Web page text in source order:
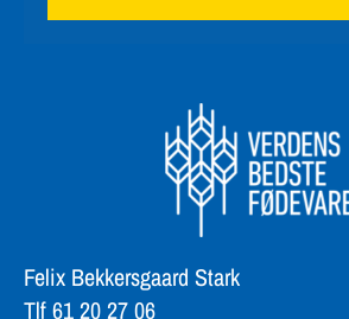
Felix Bekkersgaard Stark
Tlf 61 20 27 06